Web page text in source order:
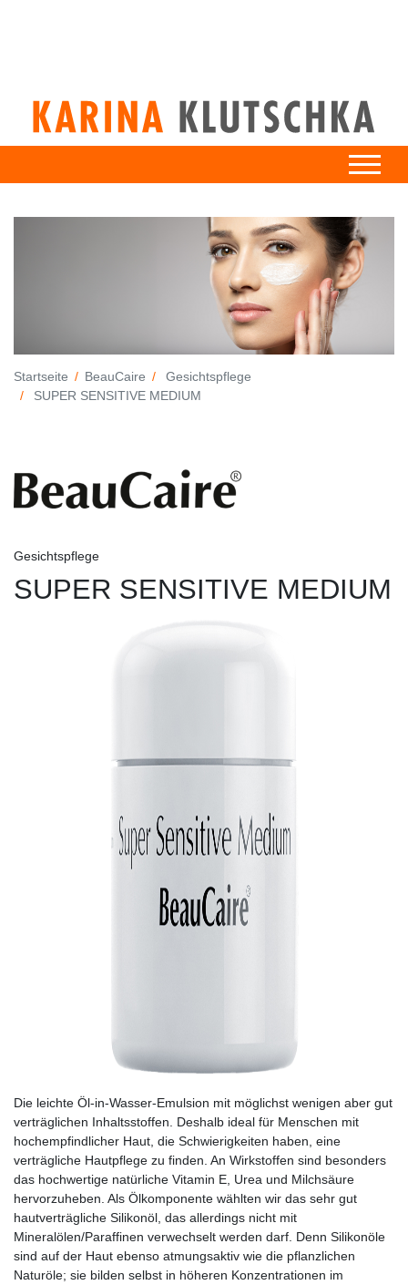
Startseite BeauCaire
Gesichtspflege
SUPER SENSITIVE MEDIUM
Gesichtspflege
SUPER SENSITIVE MEDIUM
Die leichte Öl-in-Wasser-Emulsion mit möglichst wenigen aber gut
verträglichen Inhaltsstoffen. Deshalb ideal für Menschen mit
hochempfindlicher Haut, die Schwierigkeiten haben, eine
verträgliche Hautpflege zu finden. An Wirkstoffen sind besonders
das hochwertige natürliche Vitamin E, Urea und Milchsäure
hervorzuheben. Als Ölkomponente wählten wir das sehr gut
hautverträgliche Silikonöl, das allerdings nicht mit
Mineralölen/Paraffinen verwechselt werden darf. Denn Silikonöle
sind auf der Haut ebenso atmungsaktiv wie die pflanzlichen
Naturöle; sie bilden selbst in höheren Konzentrationen im